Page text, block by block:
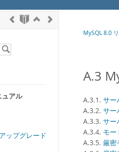
アル
ップグレード
MySQL 8.0
A.3
A.3.1. サー
A.3.2. サー
A.3.3. サー
A.3.4. モー
A.3.5. 厳密